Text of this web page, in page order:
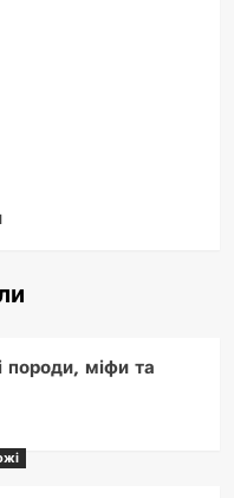
породи, міфи та